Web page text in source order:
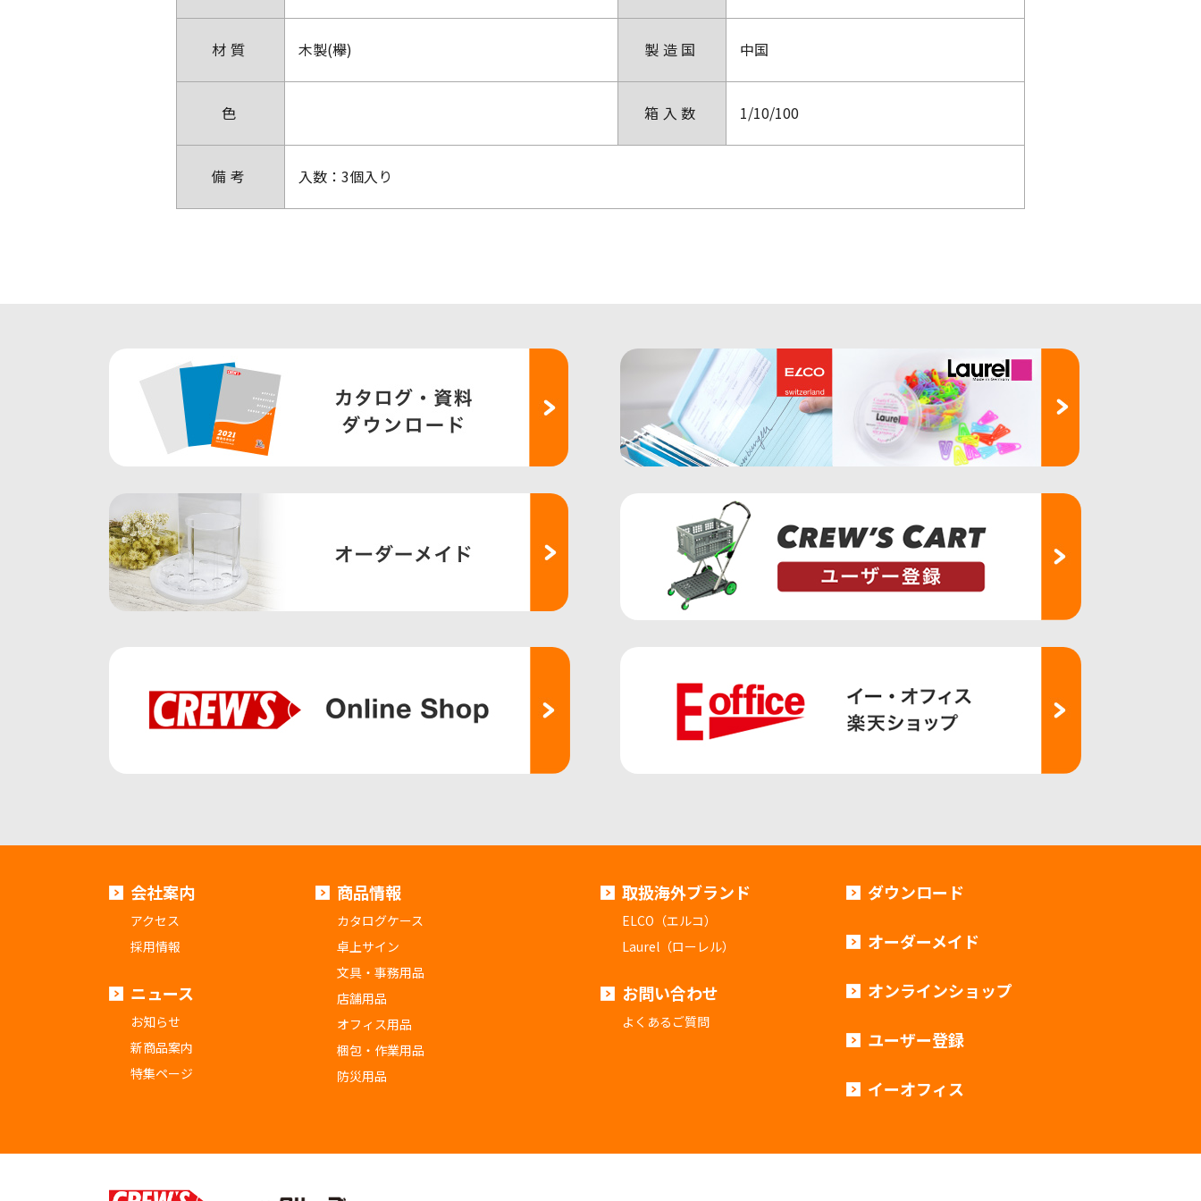
材質 木製(欅) 製造国 中国
色 箱入数 1/10/100
備考 入数：3個入り
会社案内
アクセス
採用情報
ニュース
お知らせ
新商品案内
特集ページ
商品情報
カタログケース
卓上サイン
文具・事務用品
店舗用品
オフィス用品
梱包・作業用品
防災用品
取扱海外ブランド
ELCO（エルコ）
Laurel（ローレル）
お問い合わせ
よくあるご質問
ダウンロード
オーダーメイド
オンラインショップ
ユーザー登録
イーオフィス